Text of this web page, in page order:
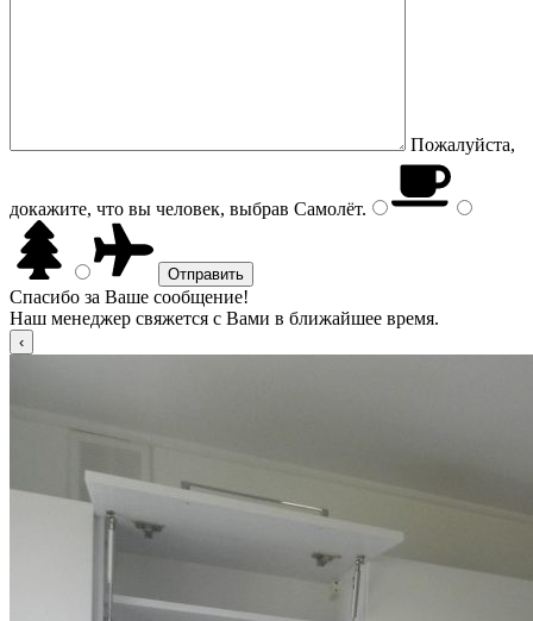
Пожалуйста,
докажите, что вы человек, выбрав Самолёт.
Спасибо за Ваше сообщение!
Наш менеджер свяжется с Вами в ближайшее время.